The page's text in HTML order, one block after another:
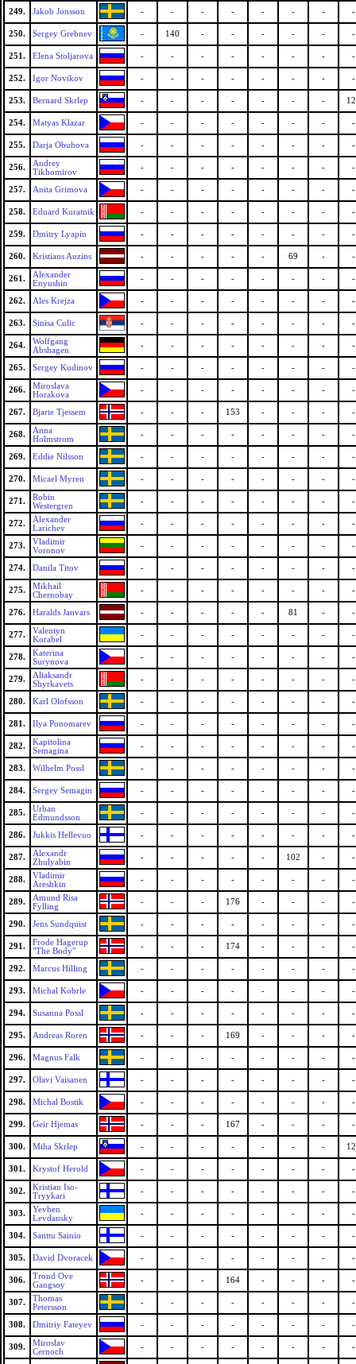
249. Jakob Jonsson - - - - - - - -
250. Sergey Grebnev - 140 - - - - - -
251. Elena Stoljarova - - - - - - - -
252. Igor Novikov - - - - - - - -
253. Bernard Skrlep - - - - - - -
254. Matyas Klazar - - - - - - - -
255. Darja Obuhova - - - - - - - -
256.
Andrey
Tikhomirov
- - - - - - - -
257. Anita Grimova - - - - - - - -
258. Eduard Kuratnik - - - - - - - -
259. Dmitry Lyapin - - - - - - - -
260. Kristians Auzins - - - - - 69 - -
261.
Alexander
Enyushin
- - - - - - - -
262. Ales Krejza - - - - - - - -
263. Sinisa Culic - - - - - - - -
264.
Wolfgang
Abshagen
- - - - - - - -
265. Sergey Kudinov - - - - - - - -
266.
Miroslava
Horakova
- - - - - - - -
267. Bjarte Tjessem - - - 153 - - - -
268.
Anna
Holmstrom
- - - - - - - -
269. Eddie Nilsson - - - - - - - -
270. Micael Myren - - - - - - - -
271.
Robin
Westergren
- - - - - - - -
272.
Alexander
Larichev
- - - - - - - -
273.
Vladimir
Voronov
- - - - - - - -
274. Danila Titov - - - - - - - -
275.
Mikhail
Chernobay
- - - - - - - -
276. Haralds Janvars - - - - - 81 - -
277.
Valentyn
Korabel
- - - - - - - -
278.
Katerina
Surynova
- - - - - - - -
279.
Aliaksandr
Shyrkavets
- - - - - - - -
280. Karl Olofsson - - - - - - - -
281. Ilya Ponomarev - - - - - - - -
282.
Kapitolina
Semagina
- - - - - - - -
283. Wilhelm Possl - - - - - - - -
284. Sergey Semagin - - - - - - - -
285.
Urban
Edmundsson
- - - - - - - -
286. Jukkis Hellevuo - - - - - - - -
287.
Alexandr
Zhulyabin
- - - - - 102 - -
288.
Vladimir
Areshkin
- - - - - - - -
289.
Amund Risa
Fylling
- - - 176 - - - -
290. Jens Sundquist - - - - - - - -
291.
Frode Hagerup
"The Body"
- - - 174 - - - -
292. Marcus Hilling - - - - - - - -
293. Michal Kobrle - - - - - - - -
294. Susanna Possl - - - - - - - -
295. Andreas Roren - - - 169 - - - -
296. Magnus Falk - - - - - - - -
297. Olavi Vaisanen - - - - - - - -
298. Michal Bostik - - - - - - - -
299. Geir Hjemas - - - 167 - - - -
300. Miha Skrlep - - - - - - -
301. Krystof Herold - - - - - - - -
302.
Kristian Iso-
Tryykari
- - - - - - - -
303.
Yevhen
Levdansky
- - - - - - - -
304. Santtu Sainio - - - - - - - -
305. David Dvoracek - - - - - - - -
306.
Trond Ove
Gangsoy
- - - 164 - - - -
307.
Thomas
Petersson
- - - - - - - -
308. Dmitriy Fateyev - - - - - - - -
309.
Miroslav
Cernoch
- - - - - - - -